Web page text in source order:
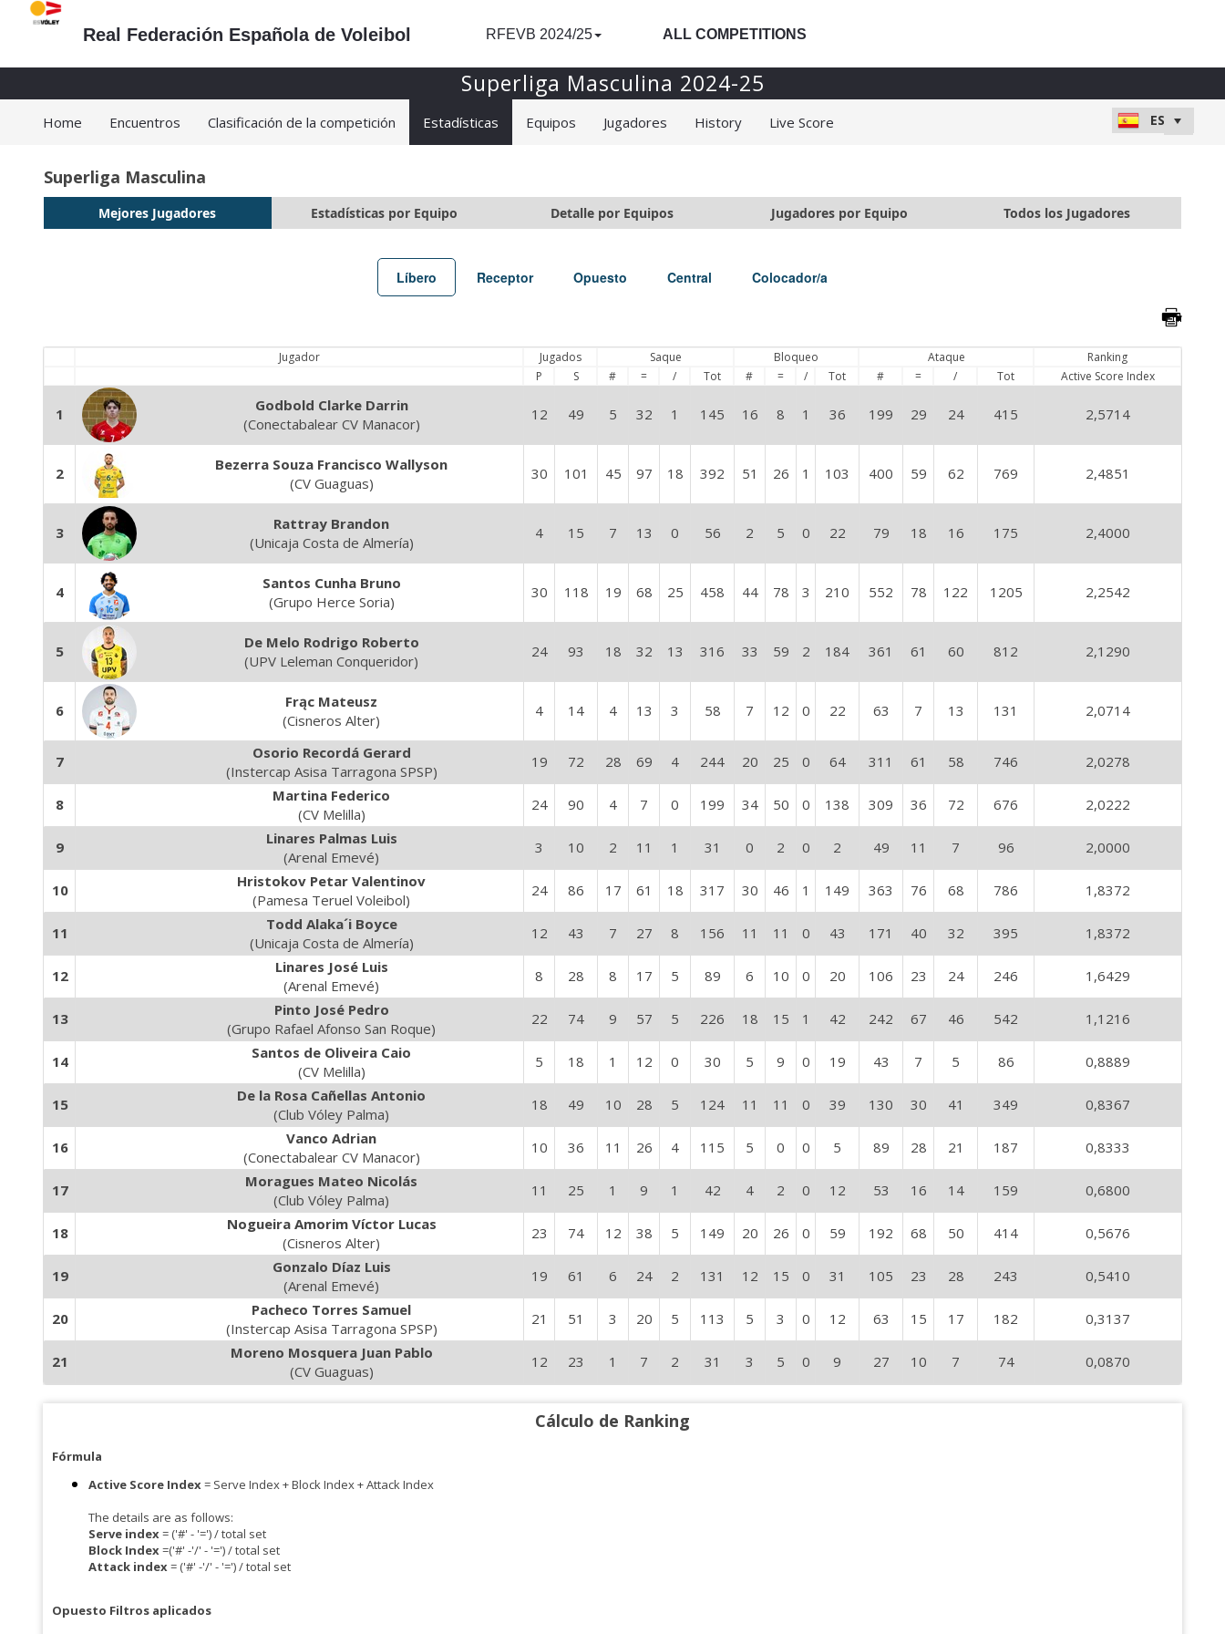
Real Federación Española de Voleibol RFEVB 2024/25 ALL COMPETITIONS
Superliga Masculina 2024-25
Home Encuentros Clasificación de la competición Estadísticas Equipos Jugadores History Live Score
Superliga Masculina
Mejores Jugadores Estadísticas por Equipo Detalle por Equipos Jugadores por Equipo Todos los Jugadores
Líbero Receptor Opuesto Central Colocador/a
Jugador Jugados Saque Bloqueo Ataque
Ranking
P
S # = / Tot # = / Tot # = / Tot Active Score Index
1
Godbold Clarke Darrin
(Conectabalear CV Manacor)
12 49 5 32 1 145 16 8 1 36 199 29 24 415 2,5714
2
Bezerra Souza Francisco Wallyson
(CV Guaguas)
30 101 45 97 18 392 51 26 1 103 400 59 62 769 2,4851
3
Rattray Brandon
(Unicaja Costa de Almería)
4 15 7 13 0 56 2 5 0 22 79 18 16 175 2,4000
4
Santos Cunha Bruno
(Grupo Herce Soria)
30 118 19 68 25 458 44 78 3 210 552 78 122 1205 2,2542
5
De Melo Rodrigo Roberto
(UPV Leleman Conqueridor)
24 93 18 32 13 316 33 59 2 184 361 61 60 812 2,1290
6
Frąc Mateusz
(Cisneros Alter)
4 14 4 13 3 58 7 12 0 22 63 7 13 131 2,0714
7
Osorio Recordá Gerard
(Instercap Asisa Tarragona SPSP)
19 72 28 69 4 244 20 25 0 64 311 61 58 746 2,0278
8
Martina Federico
(CV Melilla)
24 90 4 7 0 199 34 50 0 138 309 36 72 676 2,0222
9
Linares Palmas Luis
(Arenal Emevé)
3 10 2 11 1 31 0 2 0 2 49 11 7 96 2,0000
10
Hristokov Petar Valentinov
(Pamesa Teruel Voleibol)
24 86 17 61 18 317 30 46 1 149 363 76 68 786 1,8372
11
Todd Alaka´i Boyce
(Unicaja Costa de Almería)
12 43 7 27 8 156 11 11 0 43 171 40 32 395 1,8372
12
Linares José Luis
(Arenal Emevé)
8 28 8 17 5 89 6 10 0 20 106 23 24 246 1,6429
13
Pinto José Pedro
(Grupo Rafael Afonso San Roque)
22 74 9 57 5 226 18 15 1 42 242 67 46 542 1,1216
14
Santos de Oliveira Caio
(CV Melilla)
5 18 1 12 0 30 5 9 0 19 43 7 5 86 0,8889
15
De la Rosa Cañellas Antonio
(Club Vóley Palma)
18 49 10 28 5 124 11 11 0 39 130 30 41 349 0,8367
16
Vanco Adrian
(Conectabalear CV Manacor)
10 36 11 26 4 115 5 0 0 5 89 28 21 187 0,8333
17
Moragues Mateo Nicolás
(Club Vóley Palma)
11 25 1 9 1 42 4 2 0 12 53 16 14 159 0,6800
18
Nogueira Amorim Víctor Lucas
(Cisneros Alter)
23 74 12 38 5 149 20 26 0 59 192 68 50 414 0,5676
19
Gonzalo Díaz Luis
(Arenal Emevé)
19 61 6 24 2 131 12 15 0 31 105 23 28 243 0,5410
20
Pacheco Torres Samuel
(Instercap Asisa Tarragona SPSP)
21 51 3 20 5 113 5 3 0 12 63 15 17 182 0,3137
21
Moreno Mosquera Juan Pablo
(CV Guaguas)
12 23 1 7 2 31 3 5 0 9 27 10 7 74 0,0870
Cálculo de Ranking
Fórmula
Active Score Index= Serve Index + Block Index + Attack Index
The details are as follows:
Serve index= ('#' - '=') / total set
Block Index=('#' -'/' - '=') / total set
Attack index= ('#' -'/' - '=') / total set
Opuesto Filtros aplicados